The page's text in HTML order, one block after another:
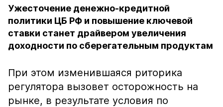
Ужесточение денежно-кредитной
политики ЦБ РФ и повышение ключевой
ставки станет драйвером увеличения
доходности по сберегательным продуктам
При этом изменившаяся риторика
регулятора вызовет осторожность на
рынке, в результате условия по